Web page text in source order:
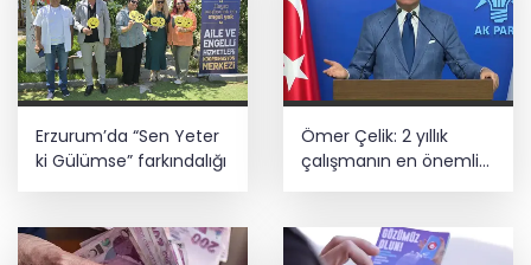
ATSO’dan Cumhuriyet Başsavcısı
Yusufoğlu’na hayırlı olsun ziyareti
Başkan Aydın, Osmangazi Doğancı’da
talepleri dinledi
projelerinde BIM ve e-PYS zorunluluğu
geliyor
Erzurum’da “Sen Yeter
ki Gülümse” farkındalığı
Ömer Çelik: 2 yıllık
çalışmanın en önemli